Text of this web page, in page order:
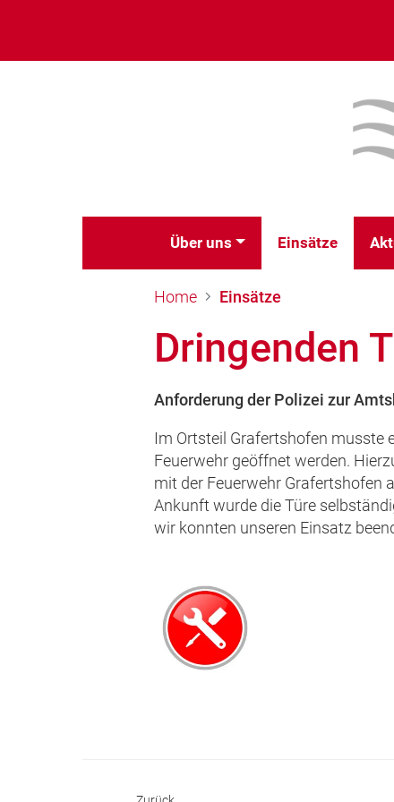
Über uns Einsätze
Home Einsätze
Dringenden
Anforderung der Polizei zur
Im Ortsteil Grafertshofen musste
Feuerwehr geöffnet werden.
mit der Feuerwehr Grafertshofen
Ankunft wurde die Türe
wir konnten unseren Einsatz